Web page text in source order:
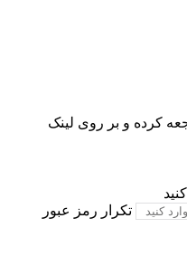
کرده و بر روی لینک
تکرار رمز عبور